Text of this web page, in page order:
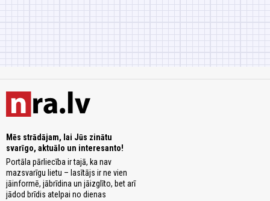
Mēs strādājam, lai Jūs zinātu
svarīgo, aktuālo un interesanto!
Portāla pārliecība ir tajā, ka nav
mazsvarīgu lietu – lasītājs ir ne vien
jāinformē, jābrīdina un jāizglīto, bet arī
jādod brīdis atelpai no dienas